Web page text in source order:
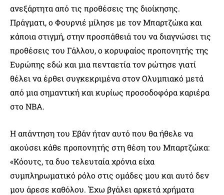
ανεξάρτητα από τις προθέσεις της διοίκησης.
Πράγματι, ο Φουρνιέ μίλησε με τον Μπαρτζώκα και
κάποια στιγμή, στην προσπάθειά του να διαγνώσει τις
προθέσεις του Γάλλου, ο κορυφαίος προπονητής της
Ευρώπης εδώ και μια πενταετία τον ρώτησε γιατί
θέλει να έρθει συγκεκριμένα στον Ολυμπιακό μετά
από μια σημαντική και κυρίως προσοδοφόρα καριέρα
στο NBA.
Η απάντηση του Εβάν ήταν αυτό που θα ήθελε να
ακούσει κάθε προπονητής στη θέση του Μπαρτζώκα:
«Κόουτς, τα δυο τελευταία χρόνια είχα
συμπληρωματικό ρόλο στις ομάδες μου και αυτό δεν
μου άρεσε καθόλου. Έχω βγάλει αρκετά χρήματα